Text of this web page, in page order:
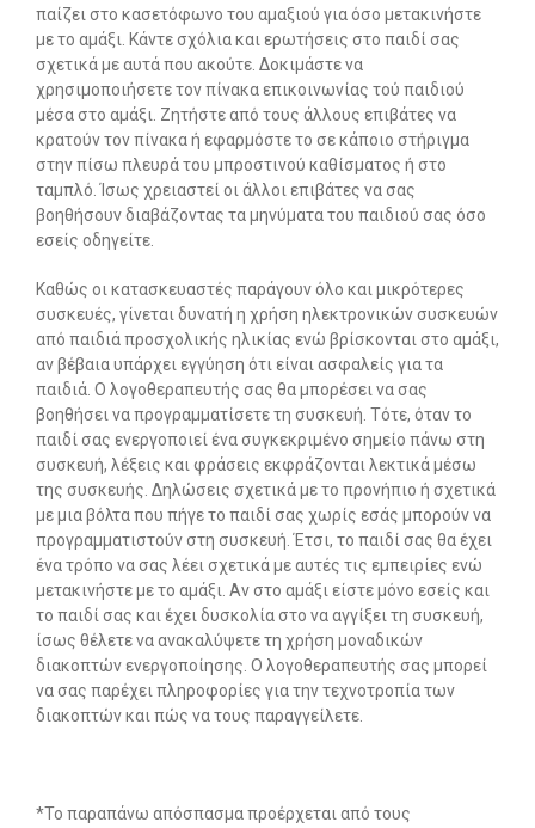
παίζει στο κασετόφωνο του αμαξιού για όσο μετακινήστε
με το αμάξι. Κάντε σχόλια και ερωτήσεις στο παιδί σας
σχετικά με αυτά που ακούτε. Δοκιμάστε να
χρησιμοποιήσετε τον πίνακα επικοινωνίας τού παιδιού
μέσα στο αμάξι. Ζητήστε από τους άλλους επιβάτες να
κρατούν τον πίνακα ή εφαρμόστε το σε κάποιο στήριγμα
στην πίσω πλευρά του μπροστινού καθίσματος ή στο
ταμπλό. Ίσως χρειαστεί οι άλλοι επιβάτες να σας
βοηθήσουν διαβάζοντας τα μηνύματα του παιδιού σας όσο
εσείς οδηγείτε.
Καθώς οι κατασκευαστές παράγουν όλο και μικρότερες
συσκευές, γίνεται δυνατή η χρήση ηλεκτρονικών συσκευών
από παιδιά προσχολικής ηλικίας ενώ βρίσκονται στο αμάξι,
αν βέβαια υπάρχει εγγύηση ότι είναι ασφαλείς για τα
παιδιά. Ο λογοθεραπευτής σας θα μπορέσει να σας
βοηθήσει να προγραμματίσετε τη συσκευή. Τότε, όταν το
παιδί σας ενεργοποιεί ένα συγκεκριμένο σημείο πάνω στη
συσκευή, λέξεις και φράσεις εκφράζονται λεκτικά μέσω
της συσκευής. Δηλώσεις σχετικά με το προνήπιο ή σχετικά
με μια βόλτα που πήγε το παιδί σας χωρίς εσάς μπορούν να
προγραμματιστούν στη συσκευή. Έτσι, το παιδί σας θα έχει
ένα τρόπο να σας λέει σχετικά με αυτές τις εμπειρίες ενώ
μετακινήστε με το αμάξι. Αν στο αμάξι είστε μόνο εσείς και
το παιδί σας και έχει δυσκολία στο να αγγίξει τη συσκευή,
ίσως θέλετε να ανακαλύψετε τη χρήση μοναδικών
διακοπτών ενεργοποίησης. Ο λογοθεραπευτής σας μπορεί
να σας παρέχει πληροφορίες για την τεχνοτροπία των
διακοπτών και πώς να τους παραγγείλετε.
*Το παραπάνω απόσπασμα προέρχεται από τους